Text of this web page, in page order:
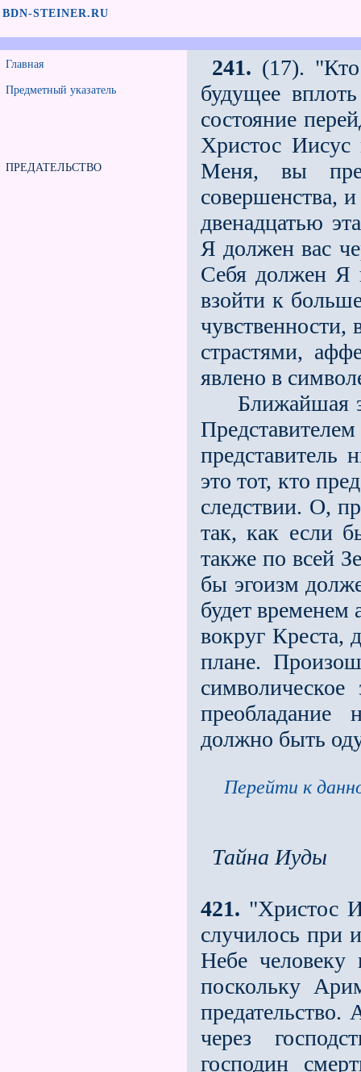
BDN-STEINER.RU
Главная
Предметный указатель
ПРЕДАТЕЛЬСТВО
241. (17).
будущее
состояние
Христос Иисус
Меня, вы
совершенства,
двенадцатью
Я должен вас
Себя должен Я
взойти к
чувственности,
страстями,
явлено в
Ближайшая
представитель
это тот, кто
следствии. О,
так, как если
также по всей
бы эгоизм
будет временем
вокруг Креста,
плане.
символическое
преобладание
должно быть
Перейти к
Тайна Иуды
421. "Христос
случилось при
Небе
поскольку
через
господин